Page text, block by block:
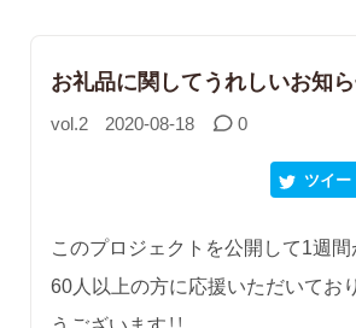
お礼品に関してうれしいお知ら
vol.2 2020-08-18 0
ツイー
このプロジェクトを公開して1週間
60人以上の方に応援いただいてお